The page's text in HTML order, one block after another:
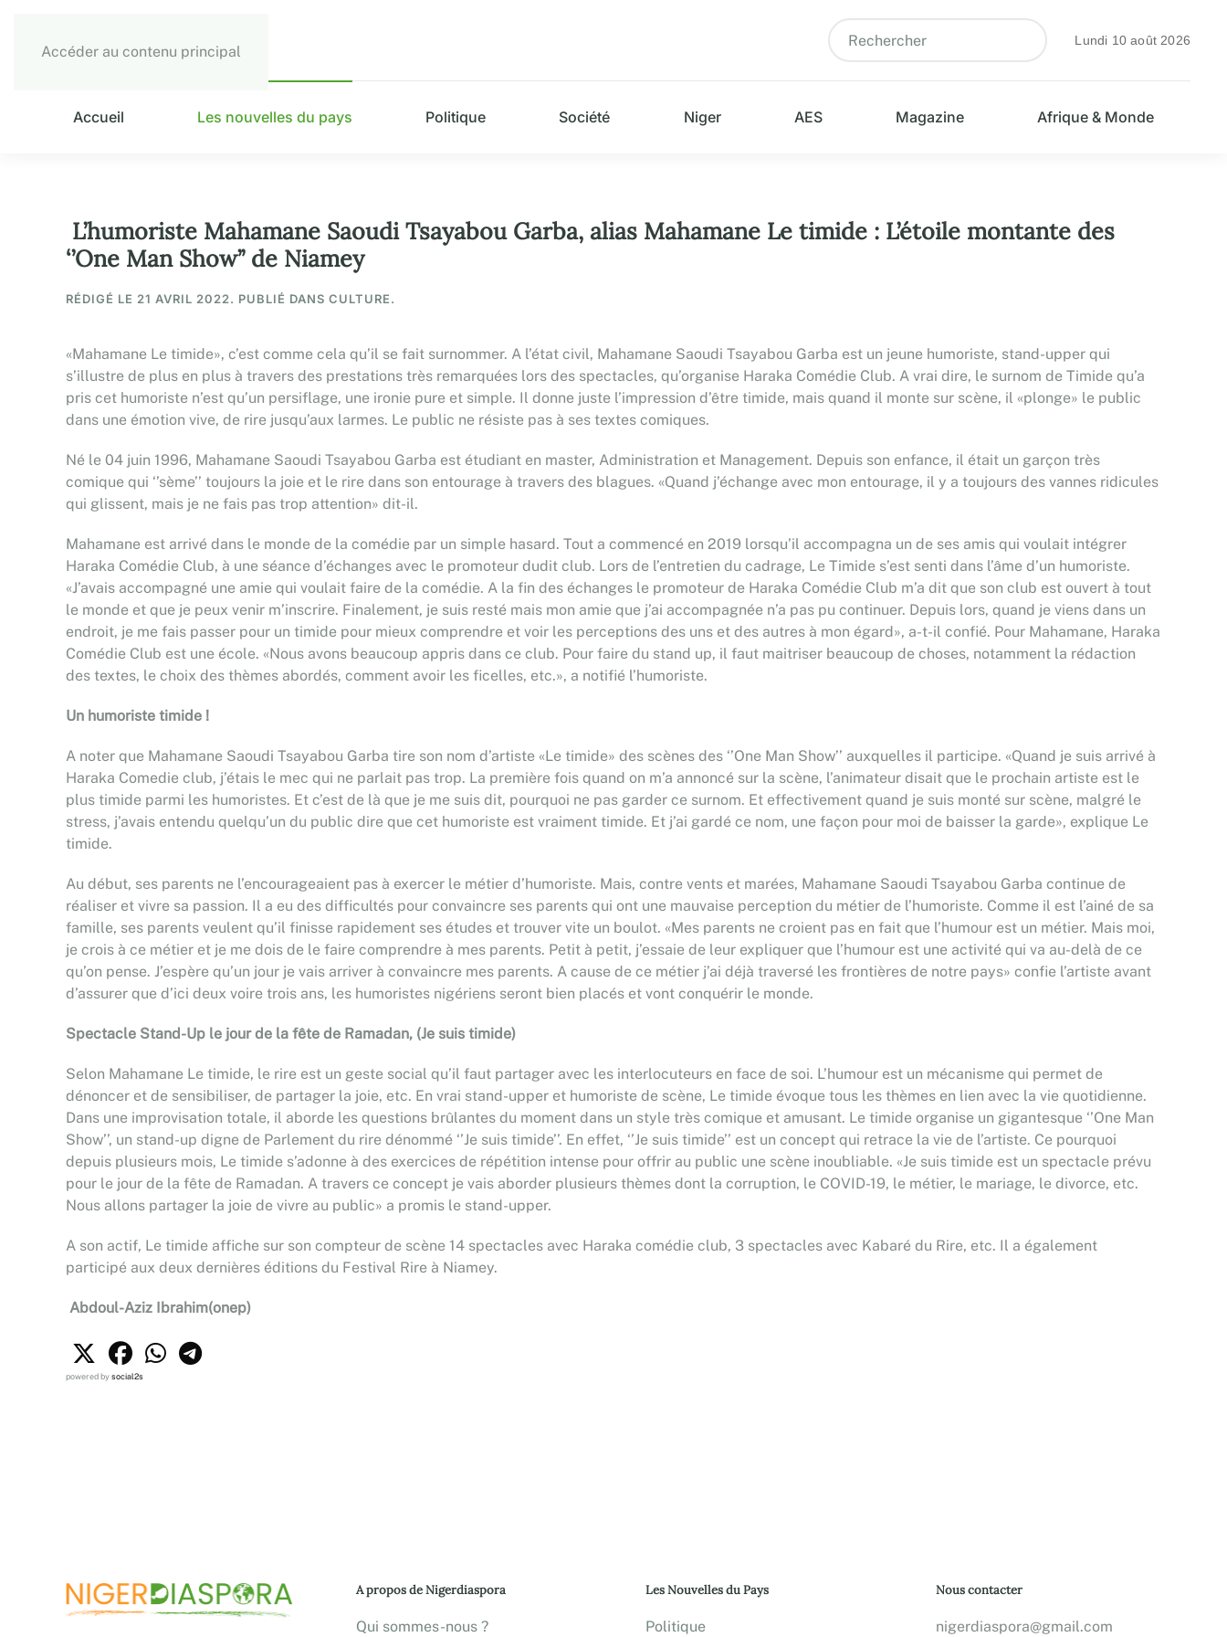
Accéder au contenu principal
Lundi 10 août 2026
Accueil Les nouvelles du pays Politique Société Niger AES Magazine Afrique & Monde
L’humoriste Mahamane Saoudi Tsayabou Garba, alias Mahamane Le timide : L’étoile montante des
‘’One Man Show’’ de Niamey
RÉDIGÉ LE 21 AVRIL 2022. PUBLIÉ DANS CULTURE.
«Mahamane Le timide», c’est comme cela qu’il se fait surnommer. A l’état civil, Mahamane Saoudi Tsayabou Garba est un jeune humoriste, stand-upper qui
s’illustre de plus en plus à travers des prestations très remarquées lors des spectacles, qu’organise Haraka Comédie Club. A vrai dire, le surnom de Timide qu’a
pris cet humoriste n’est qu’un persiflage, une ironie pure et simple. Il donne juste l’impression d’être timide, mais quand il monte sur scène, il «plonge» le public
dans une émotion vive, de rire jusqu’aux larmes. Le public ne résiste pas à ses textes comiques.
Né le 04 juin 1996, Mahamane Saoudi Tsayabou Garba est étudiant en master, Administration et Management. Depuis son enfance, il était un garçon très
comique qui ‘’sème’’ toujours la joie et le rire dans son entourage à travers des blagues. «Quand j’échange avec mon entourage, il y a toujours des vannes ridicules
qui glissent, mais je ne fais pas trop attention» dit-il.
Mahamane est arrivé dans le monde de la comédie par un simple hasard. Tout a commencé en 2019 lorsqu’il accompagna un de ses amis qui voulait intégrer
Haraka Comédie Club, à une séance d’échanges avec le promoteur dudit club. Lors de l’entretien du cadrage, Le Timide s’est senti dans l’âme d’un humoriste.
«J’avais accompagné une amie qui voulait faire de la comédie. A la fin des échanges le promoteur de Haraka Comédie Club m’a dit que son club est ouvert à tout
le monde et que je peux venir m’inscrire. Finalement, je suis resté mais mon amie que j’ai accompagnée n’a pas pu continuer. Depuis lors, quand je viens dans un
endroit, je me fais passer pour un timide pour mieux comprendre et voir les perceptions des uns et des autres à mon égard», a-t-il confié. Pour Mahamane, Haraka
Comédie Club est une école. «Nous avons beaucoup appris dans ce club. Pour faire du stand up, il faut maitriser beaucoup de choses, notamment la rédaction
des textes, le choix des thèmes abordés, comment avoir les ficelles, etc.», a notifié l’humoriste.
Un humoriste timide !
A noter que Mahamane Saoudi Tsayabou Garba tire son nom d’artiste «Le timide» des scènes des ‘’One Man Show’’ auxquelles il participe. «Quand je suis arrivé à
Haraka Comedie club, j’étais le mec qui ne parlait pas trop. La première fois quand on m’a annoncé sur la scène, l’animateur disait que le prochain artiste est le
plus timide parmi les humoristes. Et c’est de là que je me suis dit, pourquoi ne pas garder ce surnom. Et effectivement quand je suis monté sur scène, malgré le
stress, j’avais entendu quelqu’un du public dire que cet humoriste est vraiment timide. Et j’ai gardé ce nom, une façon pour moi de baisser la garde», explique Le
timide.
Au début, ses parents ne l’encourageaient pas à exercer le métier d’humoriste. Mais, contre vents et marées, Mahamane Saoudi Tsayabou Garba continue de
réaliser et vivre sa passion. Il a eu des difficultés pour convaincre ses parents qui ont une mauvaise perception du métier de l’humoriste. Comme il est l’ainé de sa
famille, ses parents veulent qu’il finisse rapidement ses études et trouver vite un boulot. «Mes parents ne croient pas en fait que l’humour est un métier. Mais moi,
je crois à ce métier et je me dois de le faire comprendre à mes parents. Petit à petit, j’essaie de leur expliquer que l’humour est une activité qui va au-delà de ce
qu’on pense. J’espère qu’un jour je vais arriver à convaincre mes parents. A cause de ce métier j’ai déjà traversé les frontières de notre pays» confie l’artiste avant
d’assurer que d’ici deux voire trois ans, les humoristes nigériens seront bien placés et vont conquérir le monde.
Spectacle Stand-Up le jour de la fête de Ramadan, (Je suis timide)
Selon Mahamane Le timide, le rire est un geste social qu’il faut partager avec les interlocuteurs en face de soi. L’humour est un mécanisme qui permet de
dénoncer et de sensibiliser, de partager la joie, etc. En vrai stand-upper et humoriste de scène, Le timide évoque tous les thèmes en lien avec la vie quotidienne.
Dans une improvisation totale, il aborde les questions brûlantes du moment dans un style très comique et amusant. Le timide organise un gigantesque ‘’One Man
Show’’, un stand-up digne de Parlement du rire dénommé ‘’Je suis timide’’. En effet, ‘’Je suis timide’’ est un concept qui retrace la vie de l’artiste. Ce pourquoi
depuis plusieurs mois, Le timide s’adonne à des exercices de répétition intense pour offrir au public une scène inoubliable. «Je suis timide est un spectacle prévu
pour le jour de la fête de Ramadan. A travers ce concept je vais aborder plusieurs thèmes dont la corruption, le COVID-19, le métier, le mariage, le divorce, etc.
Nous allons partager la joie de vivre au public» a promis le stand-upper.
A son actif, Le timide affiche sur son compteur de scène 14 spectacles avec Haraka comédie club, 3 spectacles avec Kabaré du Rire, etc. Il a également
participé aux deux dernières éditions du Festival Rire à Niamey.
Abdoul-Aziz Ibrahim(onep)
powered bysocial2s
A propos de Nigerdiaspora
Qui sommes-nous ?
Les Nouvelles du Pays
Politique
Nous contacter
nigerdiaspora@gmail.com